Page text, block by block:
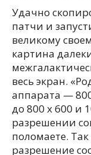
Удачно
патчи и
великому
картина
весь экран.
аппарата —
до 800 х 600 и
разрешении
поломаете.
разрешение